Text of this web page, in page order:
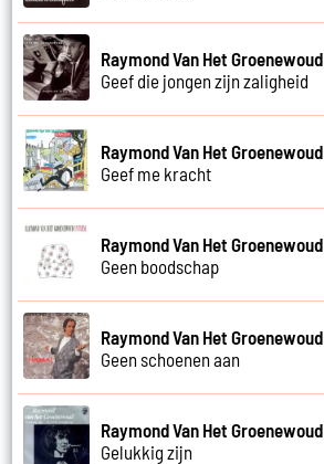
Raymond Van Het Groenewoud
Geef die jongen zijn zaligheid
Raymond Van Het Groenewoud
Geef me kracht
Raymond Van Het Groenewoud
Geen boodschap
Raymond Van Het Groenewoud
Geen schoenen aan
Raymond Van Het Groenewoud
Gelukkig zijn